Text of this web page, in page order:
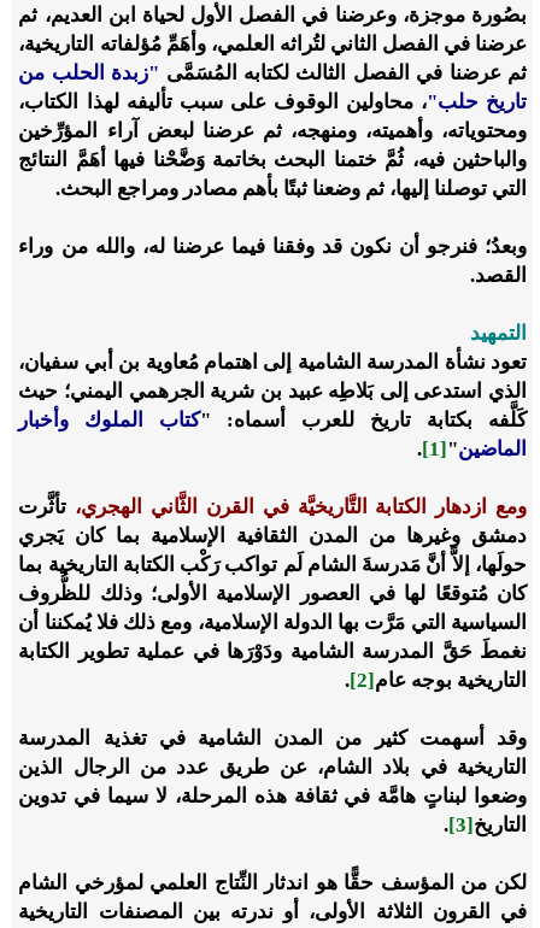
بصُورة موجزة، وعرضنا في الفصل الأول لحياة ابن العديم، ثم
عرضنا في الفصل الثاني لتُراثه العلمي، وأهَمِّ مُؤلفاته التاريخية،
ثم عرضنا في الفصل الثالث لكتابه المُسَمَّى "زبدة الحلب من
تاريخ حلب"، محاولين الوقوف على سبب تأليفه لهذا الكتاب،
ومحتوياته، وأهميته، ومنهجه، ثم عرضنا لبعض آراء المؤرِّخين
والباحثين فيه، ثُمَّ ختمنا البحث بخاتمة وَضَّحْنا فيها أهَمَّ النتائج
التي توصلنا إليها، ثم وضعنا ثبتًا بأهم مصادر ومراجع البحث.
وبعدُ؛ فنرجو أن نكون قد وفقنا فيما عرضنا له، والله من وراء
القصد.
التمهيد
تعود نشأة المدرسة الشامية إلى اهتمام مُعاوية بن أبي سفيان،
الذي استدعى إلى بَلاطِه عبيد بن شرية الجرهمي اليمني؛ حيث
كَلَّفه بكتابة تاريخ للعرب أسماه: "كتاب الملوك وأخبار
الماضين"
[1]
.
ومع ازدهار الكتابة التَّاريخيَّة في القرن الثَّاني الهجري، تأثَّرت
دمشق وغيرها من المدن الثقافية الإسلامية بما كان يَجري
حولَها، إلاَّ أنَّ مَدرسةَ الشام لَم تواكب رَكْب الكتابة التاريخية بما
كان مُتوقعًا لها في العصور الإسلامية الأولى؛ وذلك للظُّروف
السياسية التي مَرَّت بها الدولة الإسلامية، ومع ذلك فلا يُمكننا أن
نغمطَ حَقَّ المدرسة الشامية ودَوْرَها في عملية تطوير الكتابة
التاريخية بوجه عام [2]
.
وقد أسهمت كثير من المدن الشامية في تغذية المدرسة
التاريخية في بلاد الشام، عن طريق عدد من الرجال الذين
وضعوا لبناتٍ هامَّة في ثقافة هذه المرحلة، لا سيما في تدوين
التاريخ [3]
.
لكن من المؤسف حقًّا هو اندثار النِّتاج العلمي لمؤرخي الشام
في القرون الثلاثة الأولى، أو ندرته بين المصنفات التاريخية